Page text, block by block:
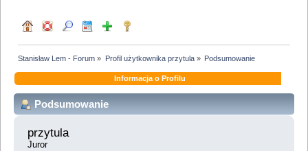
Stanisław Lem - Forum » Profil użytkownika przytula» Podsumowanie
Informacja o Profilu
Podsumowanie
przytula
Juror